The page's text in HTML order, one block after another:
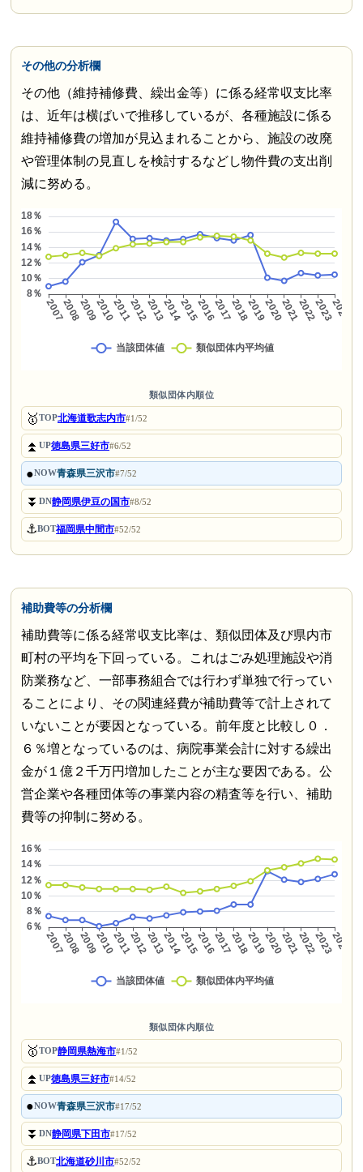
その他の分析欄
その他（維持補修費、繰出金等）に係る経常収支比率
は、近年は横ばいで推移しているが、各種施設に係る
維持補修費の増加が見込まれることから、施設の改廃
や管理体制の見直しを検討するなどし物件費の支出削
減に努める。
類似団体内順位
🥇TOP北海道歌志内市#1/52
⏫UP徳島県三好市#6/52
●NOW青森県三沢市#7/52
⏬DN静岡県伊豆の国市#8/52
⚓BOT福岡県中間市#52/52
補助費等の分析欄
補助費等に係る経常収支比率は、類似団体及び県内市
町村の平均を下回っている。これはごみ処理施設や消
防業務など、一部事務組合では行わず単独で行ってい
ることにより、その関連経費が補助費等で計上されて
いないことが要因となっている。前年度と比較し０．
６％増となっているのは、病院事業会計に対する繰出
金が１億２千万円増加したことが主な要因である。公
営企業や各種団体等の事業内容の精査等を行い、補助
費等の抑制に努める。
類似団体内順位
🥇TOP静岡県熱海市#1/52
⏫UP徳島県三好市#14/52
●NOW青森県三沢市#17/52
⏬DN静岡県下田市#17/52
⚓BOT北海道砂川市#52/52